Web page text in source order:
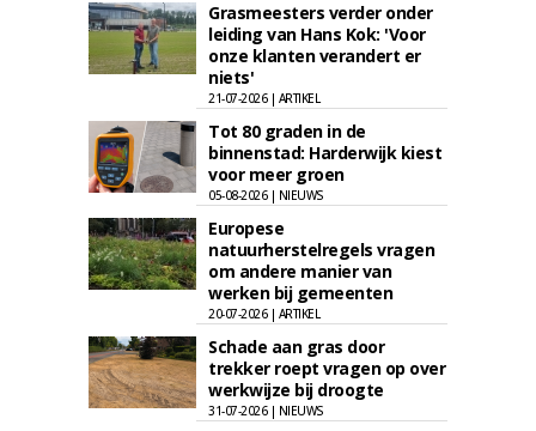
Grasmeesters verder onder
leiding van Hans Kok: 'Voor
onze klanten verandert er
niets'
21-07-2026 | ARTIKEL
Tot 80 graden in de
binnenstad: Harderwijk kiest
voor meer groen
05-08-2026 | NIEUWS
Europese
natuurherstelregels vragen
om andere manier van
werken bij gemeenten
20-07-2026 | ARTIKEL
Schade aan gras door
trekker roept vragen op over
werkwijze bij droogte
31-07-2026 | NIEUWS